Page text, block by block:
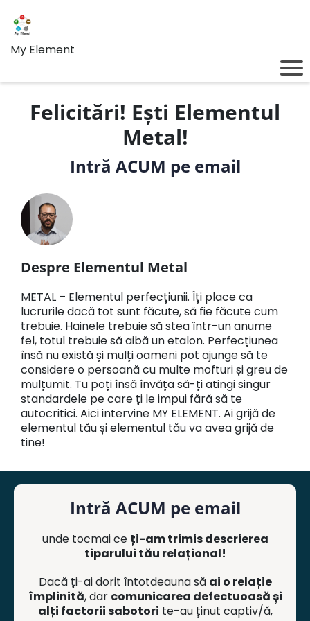
My Element
Felicitări! Ești Elementul
Metal!
Intră ACUM pe email
Despre Elementul Metal
METAL – Elementul perfecțiunii. Îți place ca
lucrurile dacă tot sunt făcute, să fie făcute cum
trebuie. Hainele trebuie să stea într-un anume
fel, totul trebuie să aibă un etalon. Perfecțiunea
însă nu există și mulți oameni pot ajunge să te
considere o persoană cu multe mofturi și greu de
mulțumit. Tu poți însă învăța să-ți atingi singur
standardele pe care ți le impui fără să te
autocritici. Aici intervine MY ELEMENT. Ai grijă de
elementul tău și elementul tău va avea grijă de
tine!
Intră ACUM pe email
unde tocmai ce ți-am trimis descrierea
tiparului tău relațional!
Dacă ți-ai dorit întotdeauna să ai o relație
împlinită, dar comunicarea defectuoasă și
alți factorii sabotori te-au ținut captiv/ă,